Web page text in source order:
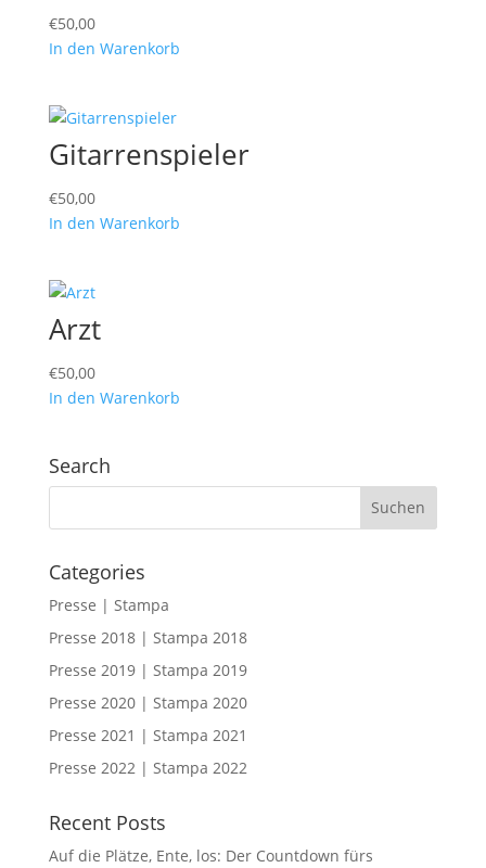
€50,00
In den Warenkorb
Gitarrenspieler
€50,00
In den Warenkorb
Arzt
€50,00
In den Warenkorb
Search
Categories
Presse | Stampa
Presse 2018 | Stampa 2018
Presse 2019 | Stampa 2019
Presse 2020 | Stampa 2020
Presse 2021 | Stampa 2021
Presse 2022 | Stampa 2022
Recent Posts
Auf die Plätze, Ente, los: Der Countdown fürs